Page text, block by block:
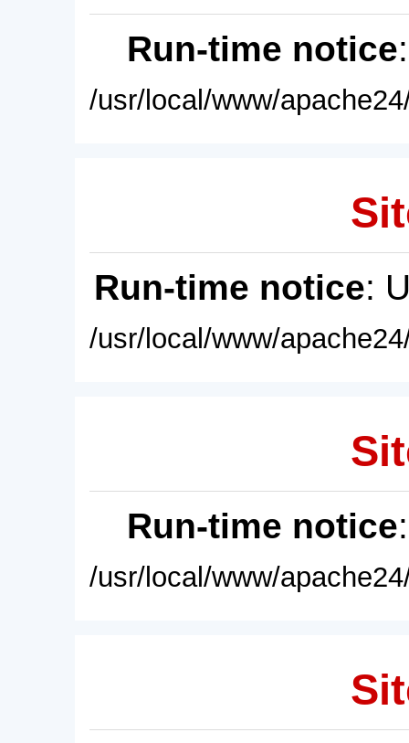
Run-time notice
/usr/local/www/
Run-time notice:
/usr/local/www/
Run-time notice
/usr/local/www/